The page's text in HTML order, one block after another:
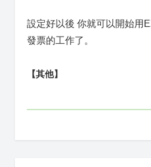
設定好以後 你就可以開始用
發票的工作了。
【其他】